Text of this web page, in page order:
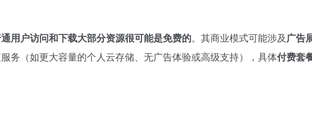
用户访问和下载大部分资源很可能是免费的。其商业模式可能涉及广告
务（如更大容量的个人云存储、无广告体验或高级支持），具体付费套